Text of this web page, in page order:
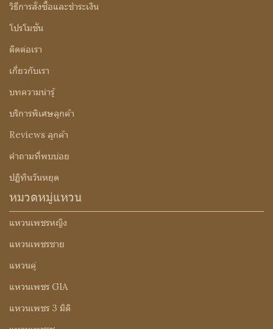
วิธีการสั่งซื้อและชำระเงิน
โปรโมชั่น
ติดต่อเรา
เกี่ยวกับเรา
บทความน่ารู้
บริการพิเศษลูกค้า
Reviews ลูกค้า
คำถามที่พบบ่อย
ปฏิทินวันหยุด
หมวดหมู่แหวน
แหวนเพชรหญิง
แหวนเพชรชาย
แหวนคู่
แหวนเพชร GIA
แหวนเพชร 3 มิติ